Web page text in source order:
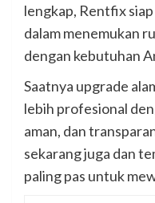
lengkap, Rentfix
dalam menemukan
dengan kebutuhan
Saatnya upgrade
lebih profesional
aman, dan
sekarang juga dan
paling pas untuk